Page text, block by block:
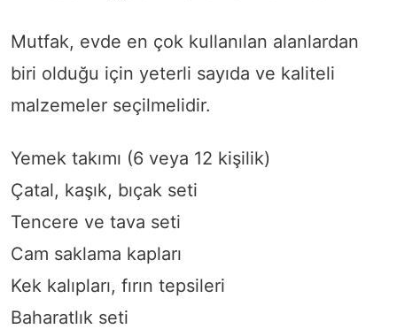
Mutfak, evde en çok kullanılan alanlardan
biri olduğu için yeterli sayıda ve kaliteli
malzemeler seçilmelidir.
Yemek takımı (6 veya 12 kişilik)
Çatal, kaşık, bıçak seti
Tencere ve tava seti
Cam saklama kapları
Kek kalıpları, fırın tepsileri
Baharatlık seti